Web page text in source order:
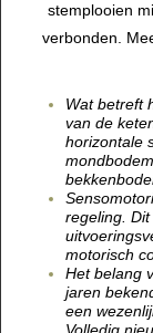
stemplooien
verbonden.
Wat betreft
van de
horizontale
regeling.
motorisch
Het belang
jaren
een